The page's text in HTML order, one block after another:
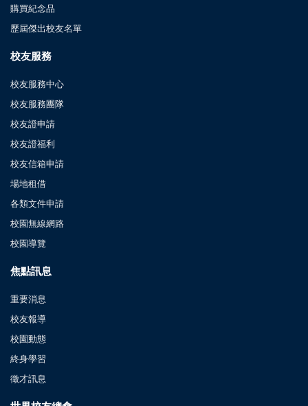
購買紀念品
歷屆傑出校友名單
校友服務
校友服務中心
校友服務團隊
校友證申請
校友證福利
校友信箱申請
場地租借
各類文件申請
校園無線網路
校園導覽
焦點訊息
重要消息
校友報導
校園動態
終身學習
徵才訊息